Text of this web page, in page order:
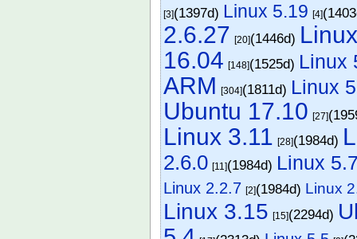
[3](1397d) Linux 5.19 [4]
2.6.27 [20](1446d)
16.04 [148](1525d) Linux
ARM [304](1811d) Linux
Ubuntu 17.10 [27]
Linux 3.11 [28](1984d)
2.6.0 [11](1984d) Linux
Linux 2.2.7 [2](1984d) Linux
Linux 3.15 [15](2294d)